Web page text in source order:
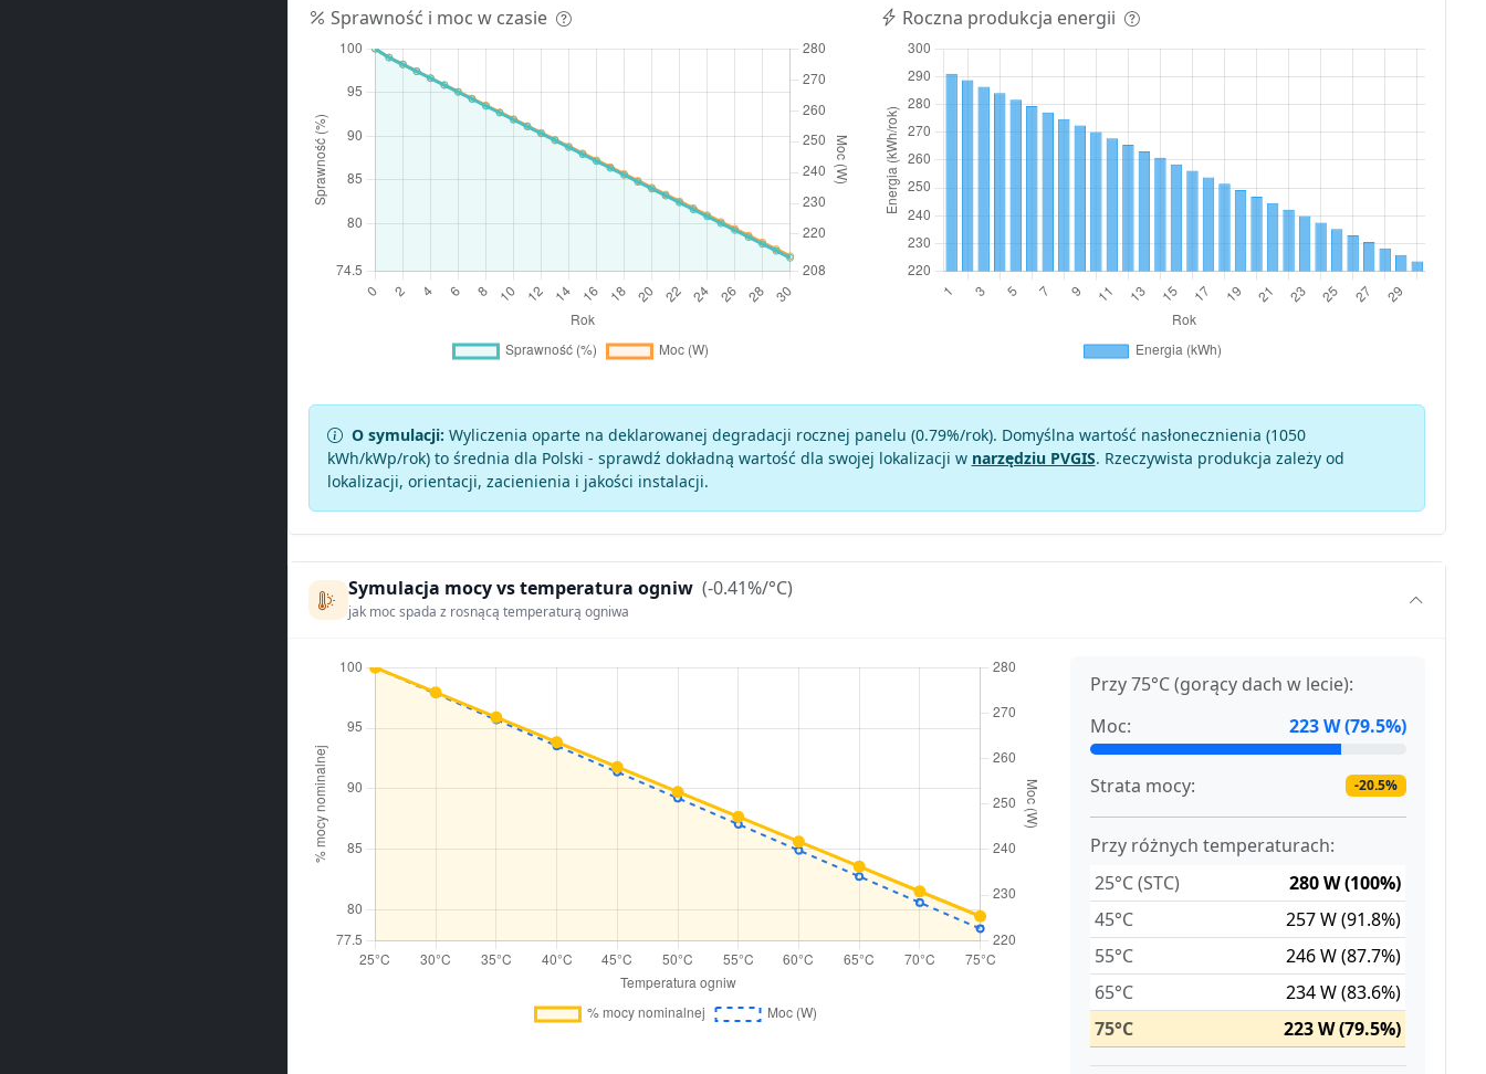
Sprawność i moc w czasie Roczna produkcja energii
O symulacji: Wyliczenia oparte na deklarowanej degradacji rocznej panelu (0.79%/rok). Domyślna wartość nasłonecznienia (1050
kWh/kWp/rok) to średnia dla Polski - sprawdź dokładną wartość dla swojej lokalizacji w narzędziu PVGIS. Rzeczywista produkcja zależy od
lokalizacji, orientacji, zacienienia i jakości instalacji.
Symulacja mocy vs temperatura ogniw (-0.41%/°C)
jak moc spada z rosnącą temperaturą ogniwa
Przy 75°C (gorący dach w lecie):
Moc:
223 W (79.5%)
Strata mocy: -20.5%
Przy różnych temperaturach:
25°C (STC)
280 W (100%)
45°C
257 W (91.8%)
55°C
246 W (87.7%)
65°C
234 W (83.6%)
75°C
223 W (79.5%)